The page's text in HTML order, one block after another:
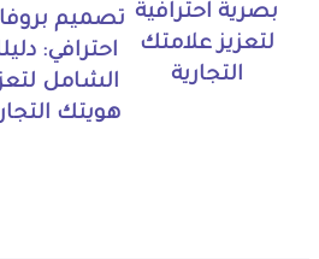
بصرية احترافية
لتعزيز علامتك
التجارية
تصميم
احترافي:
الشامل
هويتك